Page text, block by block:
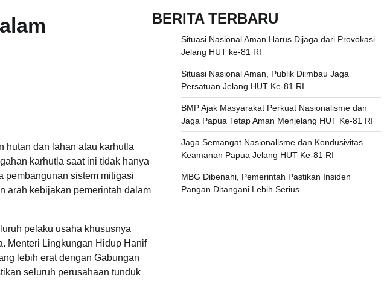
hutan dan lahan atau karhutla
karhutla saat ini tidak hanya
pembangunan sistem mitigasi
arah kebijakan pemerintah dalam
pelaku usaha khususnya
Menteri Lingkungan Hidup Hanif
lebih erat dengan Gabungan
seluruh perusahaan tunduk
BERITA TERBARU
Situasi Nasional Aman Harus Dijaga dari Provokasi
Jelang HUT ke-81 RI
Situasi Nasional Aman, Publik Diimbau Jaga
Persatuan Jelang HUT Ke-81 RI
BMP Ajak Masyarakat Perkuat Nasionalisme dan
Jaga Papua Tetap Aman Menjelang HUT Ke-81 RI
Jaga Semangat Nasionalisme dan Kondusivitas
Keamanan Papua Jelang HUT Ke-81 RI
MBG Dibenahi, Pemerintah Pastikan Insiden
Pangan Ditangani Lebih Serius